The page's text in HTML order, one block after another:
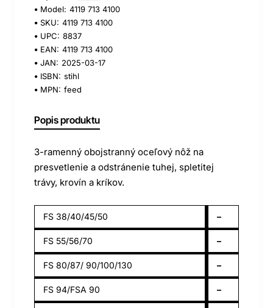
Model: 4119 713 4100
SKU: 4119 713 4100
UPC: 8837
EAN: 4119 713 4100
JAN: 2025-03-17
ISBN: stihl
MPN: feed
Popis produktu
3-ramenný obojstranný oceľový nôž na
presvetlenie a odstránenie tuhej, spletitej
trávy, krovín a kríkov.
FS 38/40/45/50 –
FS 55/56/70 –
FS 80/87/ 90/100/130 –
FS 94/FSA 90 –